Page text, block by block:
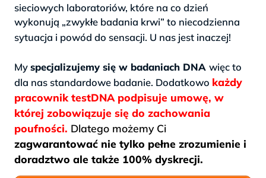
sieciowych laboratoriów, które na co dzień
wykonują „zwykłe badania krwi” to niecodzienna
sytuacja i powód do sensacji. U nas jest inaczej!
Myspecjalizujemy się w badaniach DNA więc to
dla nas standardowe badanie. Dodatkowo każdy
pracownik testDNA podpisuje umowę, w
której zobowiązuje się do zachowania
poufności. Dlatego możemy Ci
zagwarantować nie tylko pełne zrozumienie i
doradztwo ale także 100% dyskrecji.